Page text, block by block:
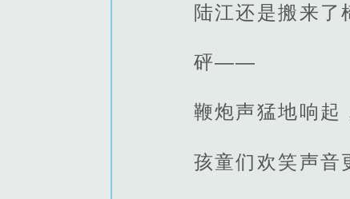
陆江还是搬来了
砰——
鞭炮声猛地响起
孩童们欢笑声音